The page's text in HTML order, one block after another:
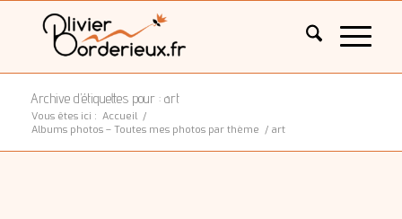
Archive d’étiquettes pour : art
Vous êtes ici : Accueil /
Albums photos – Toutes mes photos par thème / art